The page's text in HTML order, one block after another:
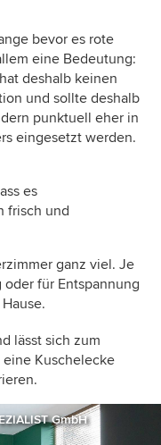
bevor es rote
eine Bedeutung:
deshalb keinen
und sollte deshalb
punktuell eher in
eingesetzt werden.
es
frisch und
ganz viel. Je
für Entspannung
lässt sich zum
Kuschelecke
GmbH